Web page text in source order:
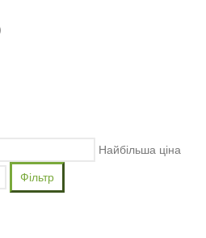
Найбільша ціна
Фільтр